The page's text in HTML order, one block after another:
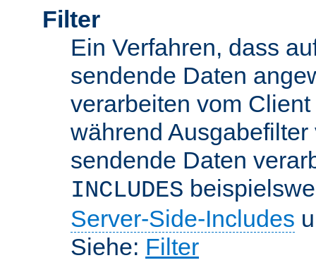
Filter
Ein Verfahren, dass
sendende Daten
verarbeiten vom
während
sendende Daten
INCLUDES
Server-Side-Includes
Siehe: Filter